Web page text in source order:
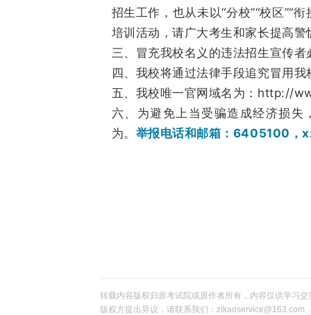
招生工作，也从未以“分校”“校区”“
培训活动，请广大考生和家长提高
三、冒充我校名义的违法招生宣传
四、我校将通过法律手段追究冒用
五、我校唯一官网域名为：http://
六、为避免上当受骗造成经济损
为。 举报电话和邮箱：6405100
转载内容版权归原考试院或原作者所有，内容仅供学习
版权方提出异议，请联系我们：zikaoservice@163.com